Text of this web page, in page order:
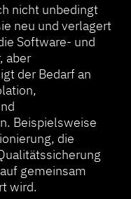
nicht unbedingt
neu und verlagert
Software- und
aber
der Bedarf an
Beispielsweise
die
gemeinsam
wird.